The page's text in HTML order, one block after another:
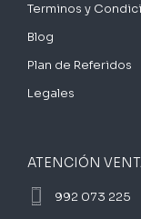
Terminos y
Blog
Plan de Referidos
Legales
ATENCIÓN
992 073 225